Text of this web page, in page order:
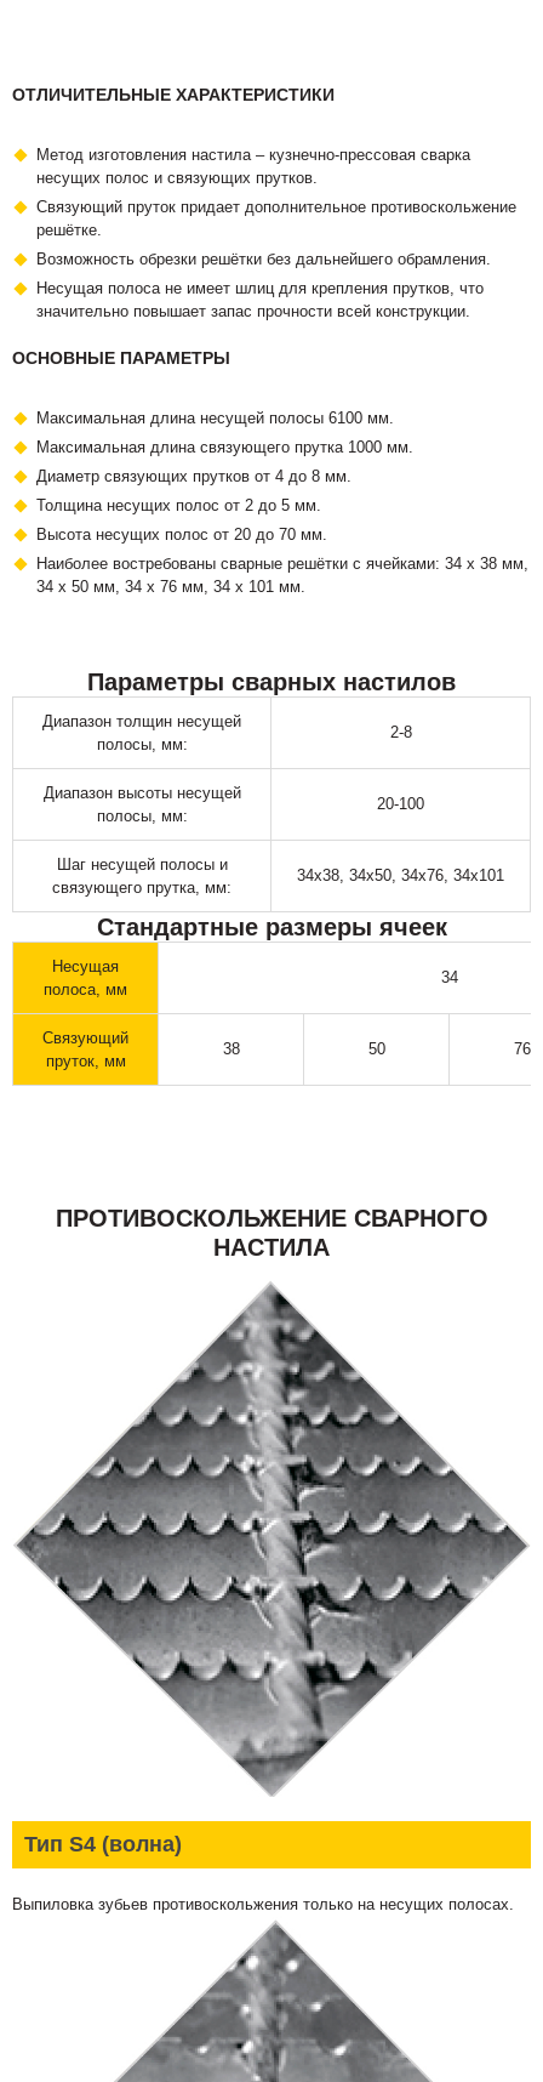
ОТЛИЧИТЕЛЬНЫЕ ХАРАКТЕРИСТИКИ
Метод изготовления настила – кузнечно-прессовая сварка
несущих полос и связующих прутков.
Связующий пруток придает дополнительное противоскольжение
решётке.
Возможность обрезки решётки без дальнейшего обрамления.
Несущая полоса не имеет шлиц для крепления прутков, что
значительно повышает запас прочности всей конструкции.
ОСНОВНЫЕ ПАРАМЕТРЫ
Максимальная длина несущей полосы 6100 мм.
Максимальная длина связующего прутка 1000 мм.
Диаметр связующих прутков от 4 до 8 мм.
Толщина несущих полос от 2 до 5 мм.
Высота несущих полос от 20 до 70 мм.
Наиболее востребованы сварные решётки с ячейками: 34 х 38 мм,
34 х 50 мм, 34 х 76 мм, 34 х 101 мм.
Параметры сварных настилов
Диапазон толщин несущей
полосы, мм:
2-8
Диапазон высоты несущей
полосы, мм:
20-100
Шаг несущей полосы и
связующего прутка, мм:
34х38, 34х50, 34х76, 34х101
Стандартные размеры ячеек
Несущая
полоса, мм
34
Связующий
пруток, мм
38 50 76
ПРОТИВОСКОЛЬЖЕНИЕ СВАРНОГО
НАСТИЛА
Тип S4 (волна)
Выпиловка зубьев противоскольжения только на несущих полосах.